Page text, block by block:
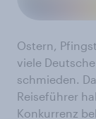
Ostern,
viele
schmieden.
Reiseführer
Konkurrenz